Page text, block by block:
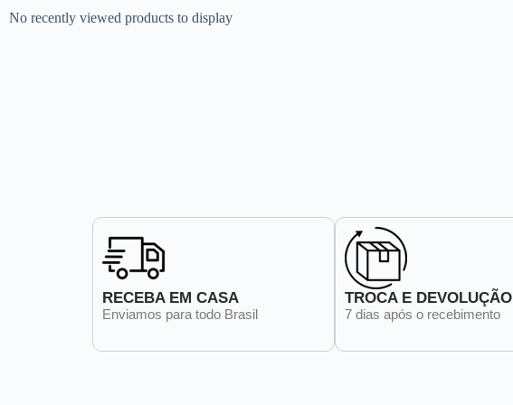
No recently viewed products to display
RECEBA EM CASA
Enviamos para todo Brasil
TROCA E DEVOLUÇÃO
7 dias após o recebimento